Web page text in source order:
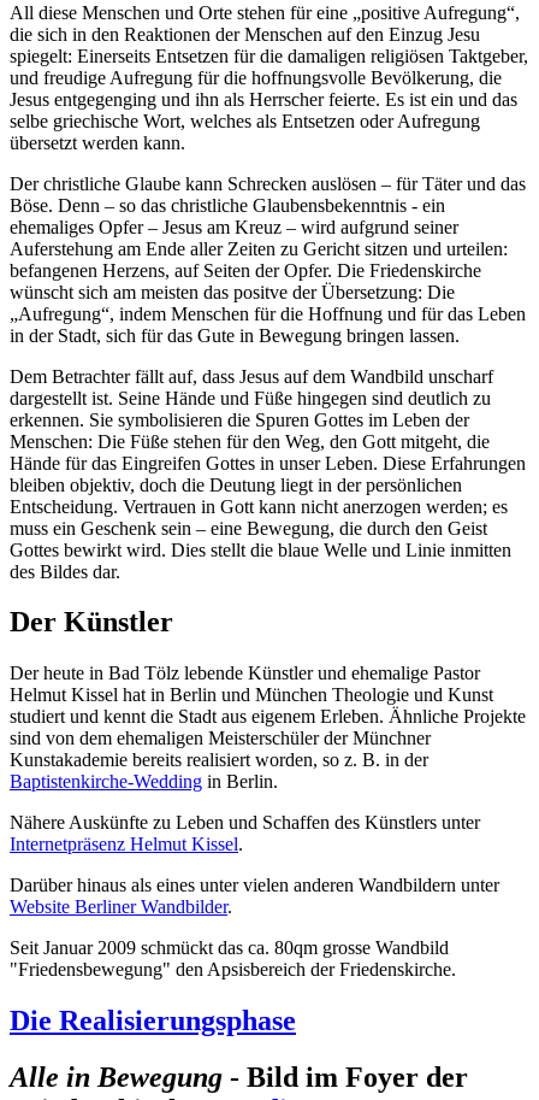
All diese Menschen und Orte stehen für eine „positive Aufregung“,
die sich in den Reaktionen der Menschen auf den Einzug Jesu
spiegelt: Einerseits Entsetzen für die damaligen religiösen Taktgeber,
und freudige Aufregung für die hoffnungsvolle Bevölkerung, die
Jesus entgegenging und ihn als Herrscher feierte. Es ist ein und das
selbe griechische Wort, welches als Entsetzen oder Aufregung
übersetzt werden kann.
Der christliche Glaube kann Schrecken auslösen – für Täter und das
Böse. Denn – so das christliche Glaubensbekenntnis - ein
ehemaliges Opfer – Jesus am Kreuz – wird aufgrund seiner
Auferstehung am Ende aller Zeiten zu Gericht sitzen und urteilen:
befangenen Herzens, auf Seiten der Opfer. Die Friedenskirche
wünscht sich am meisten das positve der Übersetzung: Die
„Aufregung“, indem Menschen für die Hoffnung und für das Leben
in der Stadt, sich für das Gute in Bewegung bringen lassen.
Dem Betrachter fällt auf, dass Jesus auf dem Wandbild unscharf
dargestellt ist. Seine Hände und Füße hingegen sind deutlich zu
erkennen. Sie symbolisieren die Spuren Gottes im Leben der
Menschen: Die Füße stehen für den Weg, den Gott mitgeht, die
Hände für das Eingreifen Gottes in unser Leben. Diese Erfahrungen
bleiben objektiv, doch die Deutung liegt in der persönlichen
Entscheidung. Vertrauen in Gott kann nicht anerzogen werden; es
muss ein Geschenk sein – eine Bewegung, die durch den Geist
Gottes bewirkt wird. Dies stellt die blaue Welle und Linie inmitten
des Bildes dar.
Der Künstler
Der heute in Bad Tölz lebende Künstler und ehemalige Pastor
Helmut Kissel hat in Berlin und München Theologie und Kunst
studiert und kennt die Stadt aus eigenem Erleben. Ähnliche Projekte
sind von dem ehemaligen Meisterschüler der Münchner
Kunstakademie bereits realisiert worden, so z. B. in der
Baptistenkirche-Wedding in Berlin.
Nähere Auskünfte zu Leben und Schaffen des Künstlers unter
Internetpräsenz Helmut Kissel.
Darüber hinaus als eines unter vielen anderen Wandbildern unter
Website Berliner Wandbilder.
Seit Januar 2009 schmückt das ca. 80qm grosse Wandbild
"Friedensbewegung" den Apsisbereich der Friedenskirche.
Die Realisierungsphase
Alle in Bewegung - Bild im Foyer der